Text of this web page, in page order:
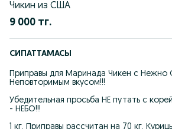
Чикин из США
9 000 тг.
СИПАТТАМАСЫ
Приправы для Маринада Чикен с Нежно
Неповторимым вкусом!!!
Убедительная просьба НЕ путать с
- НЕБО!!!
1 кг. Приправы рассчитан на 70 кг.